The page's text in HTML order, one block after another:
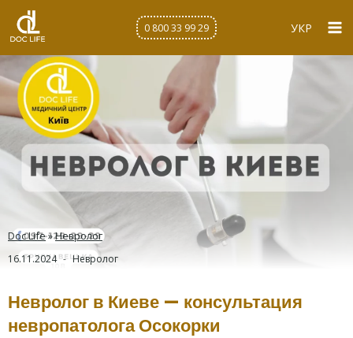
Перейти
содержимому
0 800 33 99 29 УКР
Doc Life»Невролог
16.11.2024 Невролог
Невролог в Киеве — консультация
невропатолога Осокорки